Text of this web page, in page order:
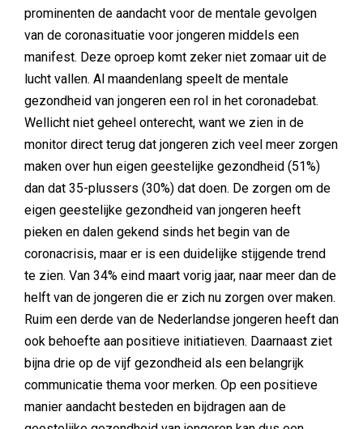
prominenten de aandacht voor de mentale gevolgen
van de coronasituatie voor jongeren middels een
manifest. Deze oproep komt zeker niet zomaar uit de
lucht vallen. Al maandenlang speelt de mentale
gezondheid van jongeren een rol in het coronadebat.
Wellicht niet geheel onterecht, want we zien in de
monitor direct terug dat jongeren zich veel meer zorgen
maken over hun eigen geestelijke gezondheid (51%)
dan dat 35-plussers (30%) dat doen. De zorgen om de
eigen geestelijke gezondheid van jongeren heeft
pieken en dalen gekend sinds het begin van de
coronacrisis, maar er is een duidelijke stijgende trend
te zien. Van 34% eind maart vorig jaar, naar meer dan de
helft van de jongeren die er zich nu zorgen over maken.
Ruim een derde van de Nederlandse jongeren heeft dan
ook behoefte aan positieve initiatieven. Daarnaast ziet
bijna drie op de vijf gezondheid als een belangrijk
communicatie thema voor merken. Op een positieve
manier aandacht besteden en bijdragen aan de